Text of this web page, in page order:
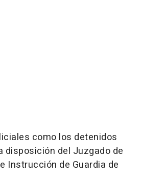
como los detenidos
disposición del Juzgado de
Instrucción de Guardia de